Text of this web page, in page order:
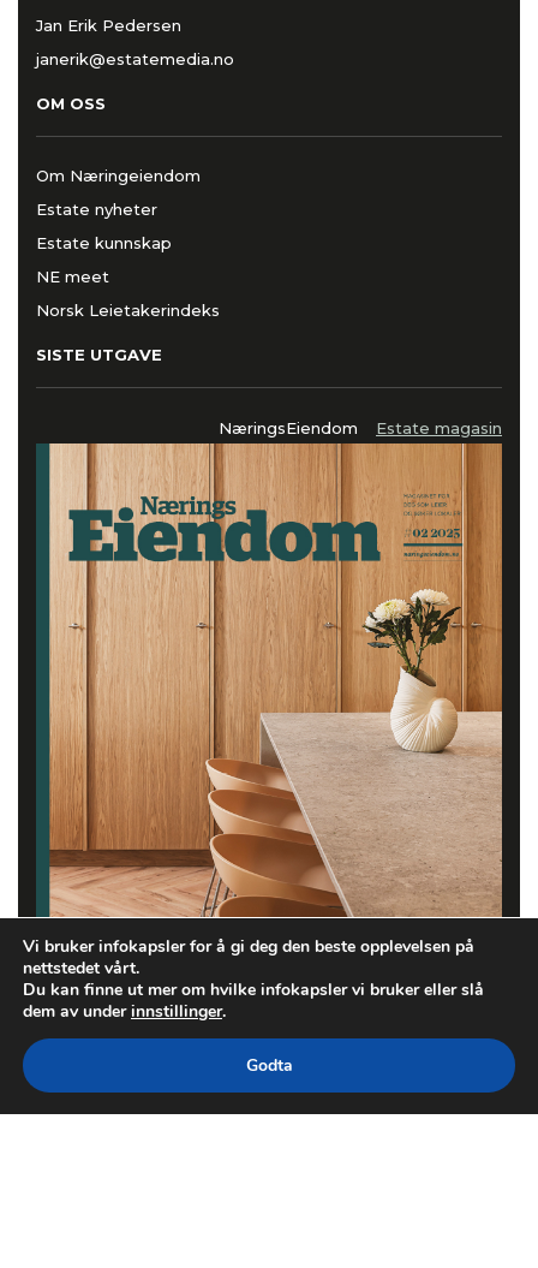
Jan Erik Pedersen
janerik@estatemedia.no
OM OSS
Om Næringeiendom
Estate nyheter
Estate kunnskap
NE meet
Norsk Leietakerindeks
SISTE UTGAVE
NæringsEiendom Estate magasin
Vi bruker infokapsler for å gi deg den beste opplevelsen på
nettstedet vårt.
Du kan finne ut mer om hvilke infokapsler vi bruker eller slå
dem av underinnstillinger.
Godta